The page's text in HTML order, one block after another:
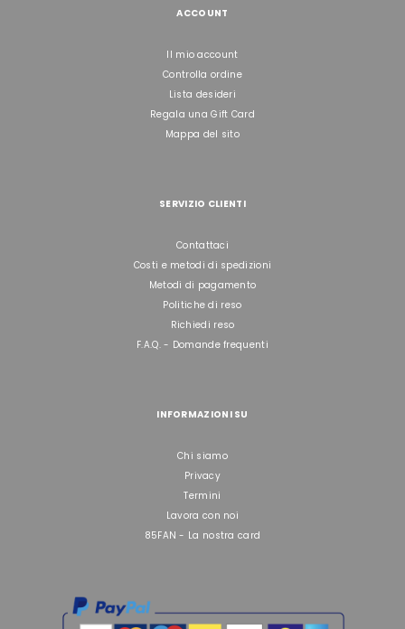
ACCOUNT
Il mio account
Controlla ordine
Lista desideri
Regala una Gift Card
Mappa del sito
SERVIZIO CLIENTI
Contattaci
Costi e metodi di spedizioni
Metodi di pagamento
Politiche di reso
Richiedi reso
F.A.Q. - Domande frequenti
INFORMAZIONI SU
Chi siamo
Privacy
Termini
Lavora con noi
85FAN - La nostra card